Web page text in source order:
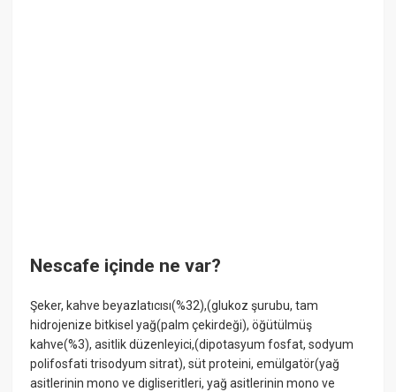
Nescafe içinde ne var?
Şeker, kahve beyazlatıcısı(%32),(glukoz şurubu, tam
hidrojenize bitkisel yağ(palm çekirdeği), öğütülmüş
kahve(%3), asitlik düzenleyici,(dipotasyum fosfat, sodyum
polifosfati trisodyum sitrat), süt proteini, emülgatör(yağ
asitlerinin mono ve digliseritleri, yağ asitlerinin mono ve